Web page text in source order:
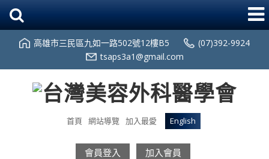
高雄市三民區九如一路502號12樓B5
(07)392-9924
tsaps3a1@gmail.com
首頁 網站導覽 加入最愛 English
會員登入 加入會員